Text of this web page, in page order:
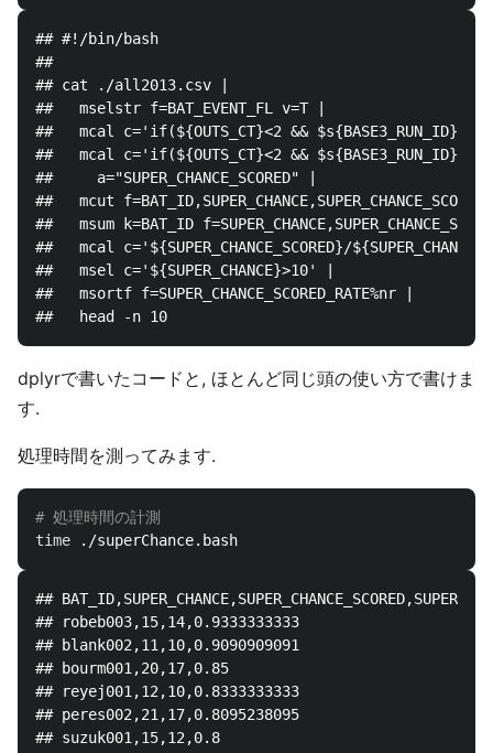
## #!/bin/bash
##
## cat ./all2013.csv |
##   mselstr f=BAT_EVENT_FL v=T |
##   mcal c='if(${OUTS_CT}<2 &&
##   mcal c='if(${OUTS_CT}<2 &&
##     a="SUPER_CHANCE_SCORED" |
##   mcut
##   msum k=BAT_ID
##   mcal c='${SUPER_CHANCE_SCORED}/
##   msel c='${SUPER_CHANCE}>10' |
##   msortf f=SUPER_CHANCE_SCORED_RATE%nr |
dplyrで書いたコードと, ほとんど同じ頭の使い方で書けま
す.
処理時間を測ってみます.
# 処理時間の計測
time
##
## robeb003,15,14,0.9333333333
## blank002,11,10,0.9090909091
## bourm001,20,17,0.85
## reyej001,12,10,0.8333333333
## peres002,21,17,0.8095238095
## suzuk001,15,12,0.8